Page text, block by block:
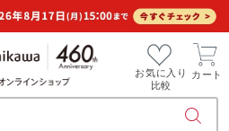
お気に入り
比較
カート